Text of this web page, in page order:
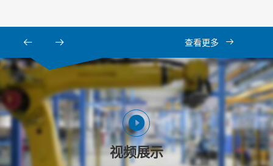
查看更多
视频展示